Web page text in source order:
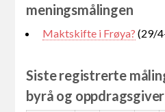
meningsmålingen
Maktskifte i Frøya? (29/
Siste registrerte
byrå og oppdragsgiver